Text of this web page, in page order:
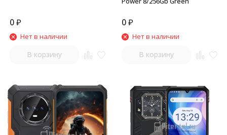
0₽
Нет в наличии
В корзину
0₽
Нет в наличии
В корзину